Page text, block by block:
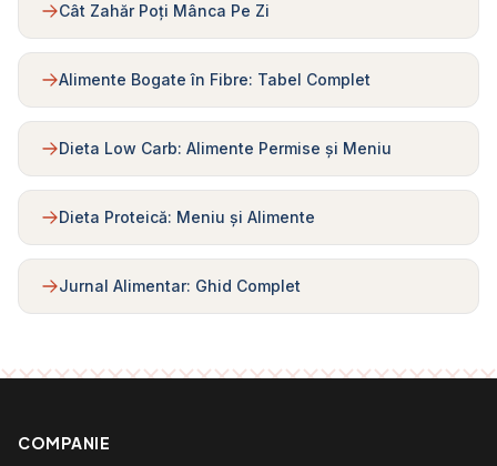
Cât Zahăr Poți Mânca Pe Zi
Alimente Bogate în Fibre: Tabel Complet
Dieta Low Carb: Alimente Permise și Meniu
Dieta Proteică: Meniu și Alimente
Jurnal Alimentar: Ghid Complet
COMPANIE